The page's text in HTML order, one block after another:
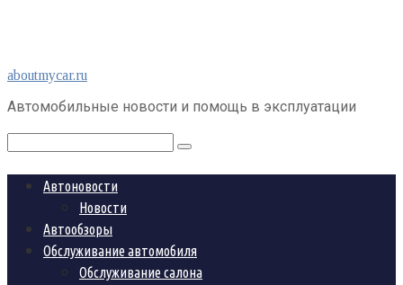
Перейти
к
aboutmycar.ru
Автомобильные новости и помощь в эксплуатации
Поиск:
Автоновости
Новости
Автообзоры
Обслуживание автомобиля
Обслуживание салона